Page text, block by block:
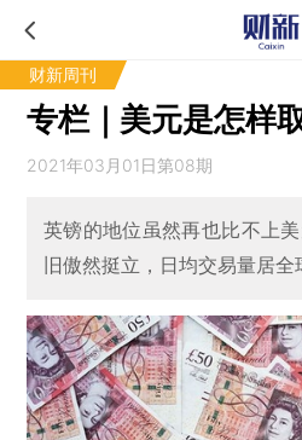
财新周刊
专栏｜美元是怎样
2021年03月01日第08期
英镑的地位虽然再也比不上
旧傲然挺立，日均交易量居全